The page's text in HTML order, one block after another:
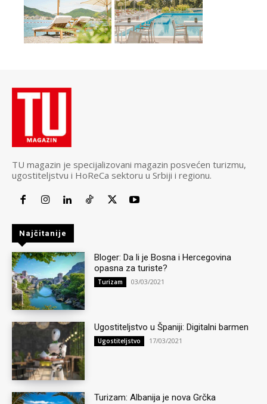
TU magazin je specijalizovani magazin posvećen turizmu,
ugostiteljstvu i HoReCa sektoru u Srbiji i regionu.
Najčitanije
Bloger: Da li je Bosna i Hercegovina
opasna za turiste?
Turizam 03/03/2021
Ugostiteljstvo u Španiji: Digitalni barmen
Ugostiteljstvo 17/03/2021
Turizam: Albanija je nova Grčka